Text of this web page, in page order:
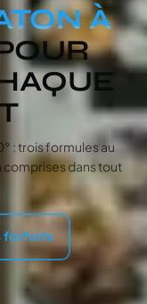
À
: trois formules au
comprises dans tout
forfaits